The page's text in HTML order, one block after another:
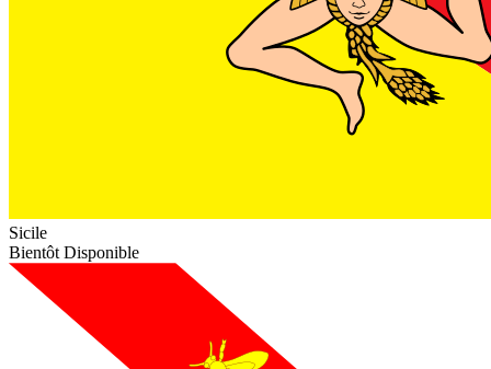
Sicile
Bientôt Disponible